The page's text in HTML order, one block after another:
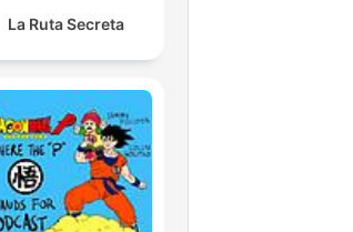
La Ruta Secreta